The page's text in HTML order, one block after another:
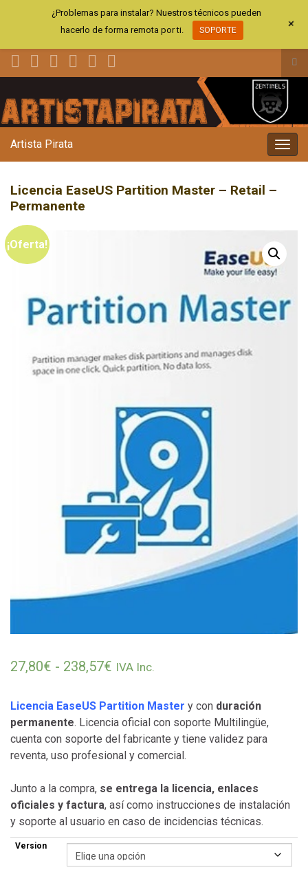
el
la
Artista Pirata
Licencia EaseUS Partition Master – Retail –
Permanente
¡Oferta!
27,80€ - 238,57€ Rango de precios: desde
IVA Inc.
Licencia EaseUS Partition Master y con duración
permanente. Licencia oficial con soporte Multilingüe,
cuenta con soporte del fabricante y tiene validez para
reventa, uso profesional y comercial.
Junto a la compra, se entrega la licencia, enlaces
oficiales y factura, así como instrucciones de instalación
y soporte al usuario en caso de incidencias técnicas.
Version
¿Problemas para instalar? Nuestros técnicos pueden
hacerlo de forma remota por ti.
SOPORTE +